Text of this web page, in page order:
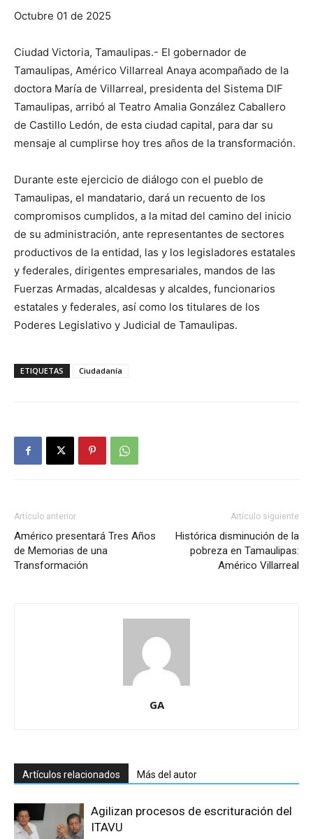
Octubre 01 de 2025
Ciudad Victoria, Tamaulipas.- El gobernador de
Tamaulipas, Américo Villarreal Anaya acompañado de la
doctora María de Villarreal, presidenta del Sistema DIF
Tamaulipas, arribó al Teatro Amalia González Caballero
de Castillo Ledón, de esta ciudad capital, para dar su
mensaje al cumplirse hoy tres años de la transformación.
Durante este ejercicio de diálogo con el pueblo de
Tamaulipas, el mandatario, dará un recuento de los
compromisos cumplidos, a la mitad del camino del inicio
de su administración, ante representantes de sectores
productivos de la entidad, las y los legisladores estatales
y federales, dirigentes empresariales, mandos de las
Fuerzas Armadas, alcaldesas y alcaldes, funcionarios
estatales y federales, así como los titulares de los
Poderes Legislativo y Judicial de Tamaulipas.
ETIQUETAS Ciudadanía
Artículo anterior
Américo presentará Tres Años
de Memorias de una
Transformación
Artículo siguiente
Histórica disminución de la
pobreza en Tamaulipas:
Américo Villarreal
GA
Artículos relacionados Más del autor
Agilizan procesos de escrituración del
ITAVU